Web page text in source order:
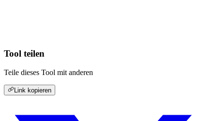
Tool teilen
Teile dieses Tool mit anderen
Link kopieren